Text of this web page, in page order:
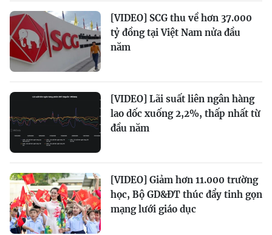
[VIDEO] SCG thu về hơn 37.000
tỷ đồng tại Việt Nam nửa đầu
năm
[VIDEO] Lãi suất liên ngân hàng
lao dốc xuống 2,2%, thấp nhất từ
đầu năm
[VIDEO] Giảm hơn 11.000 trường
học, Bộ GD&ĐT thúc đẩy tinh gọn
mạng lưới giáo dục